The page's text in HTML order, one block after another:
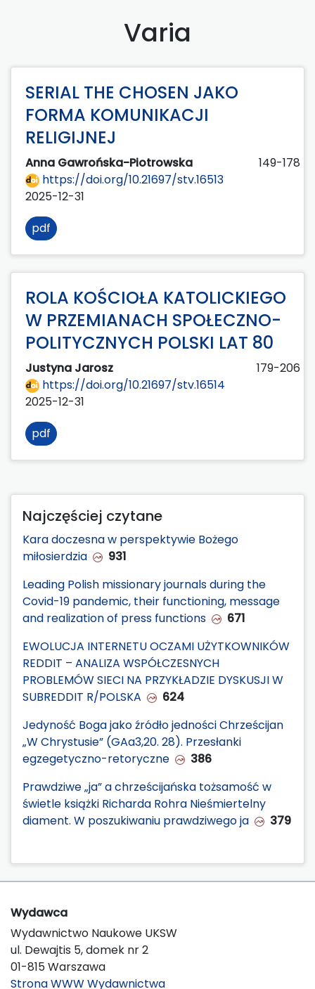
Varia
SERIAL THE CHOSEN JAKO
FORMA KOMUNIKACJI
RELIGIJNEJ
Anna Gawrońska-Piotrowska
149-178
https://doi.org/10.21697/stv.16513
2025-12-31
pdf
ROLA KOŚCIOŁA KATOLICKIEGO
W PRZEMIANACH SPOŁECZNO-
POLITYCZNYCH POLSKI LAT 80
Justyna Jarosz
179-206
https://doi.org/10.21697/stv.16514
2025-12-31
pdf
Najczęściej czytane
Kara doczesna w perspektywie Bożego
miłosierdzia
931
Leading Polish missionary journals during the
Covid-19 pandemic, their functioning, message
and realization of press functions
671
EWOLUCJA INTERNETU OCZAMI UŻYTKOWNIKÓW
REDDIT – ANALIZA WSPÓŁCZESNYCH
PROBLEMÓW SIECI NA PRZYKŁADZIE DYSKUSJI W
SUBREDDIT R/POLSKA
624
Jedyność Boga jako źródło jedności Chrześcijan
„W Chrystusie” (GAa3,20. 28). Przesłanki
egzegetyczno-retoryczne
386
Prawdziwe „ja” a chrześcijańska tożsamość w
świetle książki Richarda Rohra Nieśmiertelny
diament. W poszukiwaniu prawdziwego ja
379
Wydawca
Wydawnictwo Naukowe UKSW
ul. Dewajtis 5, domek nr 2
01-815 Warszawa
Strona WWW Wydawnictwa